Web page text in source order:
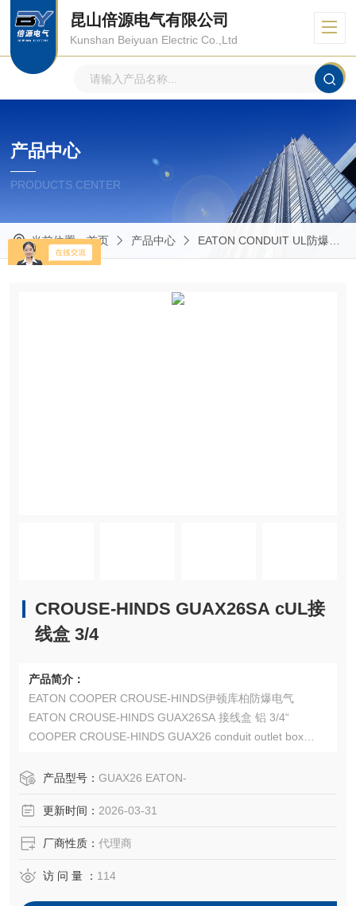
昆山倍源电气有限公司
Kunshan Beiyuan Electric Co.,Ltd
产品中心
PRODUCTS CENTER
当前位置：首页 产品中心 EATON CONDUIT UL防爆管件
CROUSE-HINDS GUAX26SA cUL接
线盒 3/4
产品简介：
EATON COOPER CROUSE-HINDS伊顿库柏防爆电气
EATON CROUSE-HINDS GUAX26SA 接线盒 铝 3/4“
COOPER CROUSE-HINDS GUAX26 conduit outlet box
EATON CROUSE-HINDS总代理-Kunshan Beiyuan Electric
产品型号： GUAX26 EATON-
更新时间： 2026-03-31
厂商性质： 代理商
访 问 量 ： 114